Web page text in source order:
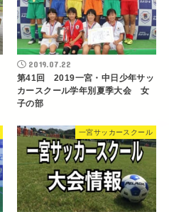
2019.07.22
第41回 2019一宮・中日少年サッ
カースクール学年別夏季大会 女
子の部
一宮サッカースクール